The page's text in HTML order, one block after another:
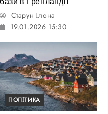
бази в Гренландії
Старун Ілона
19.01.2026 15:30
ПОЛІТИКА